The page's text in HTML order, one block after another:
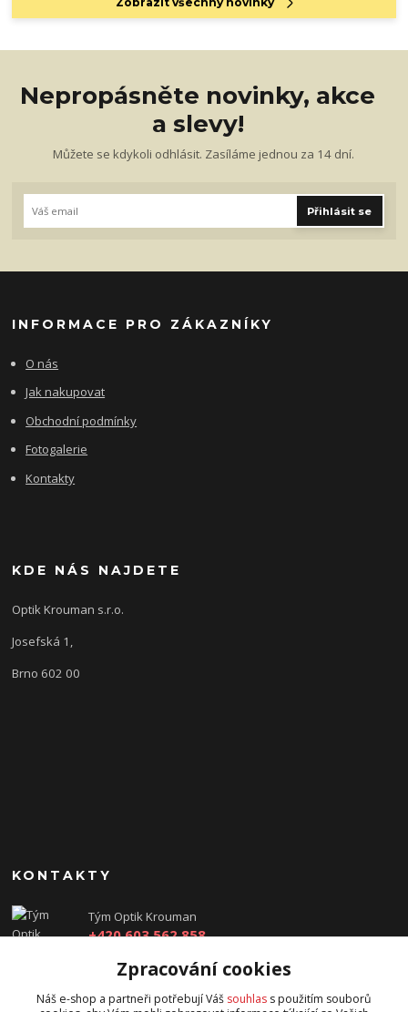
Nepropásněte novinky, akce
a slevy!
Můžete se kdykoli odhlásit. Zasíláme jednou za 14 dní.
Přihlásit se
INFORMACE PRO ZÁKAZNÍKY
O nás
Jak nakupovat
Obchodní podmínky
Fotogalerie
Kontakty
KDE NÁS NAJDETE
Optik Krouman s.r.o.
Josefská 1,
Brno 602 00
KONTAKTY
Tým Optik Krouman
+420 603 562 858
info@optikkrouman.cz
Zpracování cookies
Náš e-shop a partneři potřebují Váš souhlas s použitím souborů